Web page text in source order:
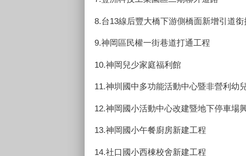
8.台13線后豐大橋下游側橋面新增引道銜
9.神岡區民權一街巷道打通工程
10.神岡兒少家庭福利館
11.神圳國中多功能活動中心暨非營利幼
12.神岡國小活動中心改建暨地下停車場
13.神岡國小午餐廚房新建工程
14.社口國小西棟校舍新建工程